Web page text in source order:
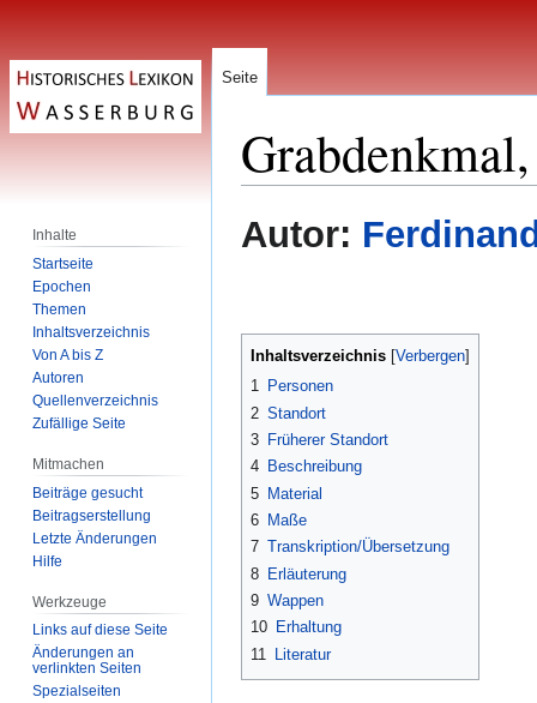
Zur
Navigation
Zur
Suche
Autor:
Inhaltsverzeichnis
1 Personen
2 Standort
3 Früherer Standort
4 Beschreibung
5 Material
6 Maße
7 Transkription/Übersetzung
8 Erläuterung
9 Wappen
10 Erhaltung
11
Literatur
Seite
Inhalte
Startseite
Epochen
Themen
Inhaltsverzeichnis
Von A bis Z
Autoren
Quellenverzeichnis
Zufällige Seite
Mitmachen
Beiträge gesucht
Beitragserstellung
Letzte Änderungen
Hilfe
Werkzeuge
Links auf diese Seite
Änderungen an
verlinkten Seiten
Spezialseiten